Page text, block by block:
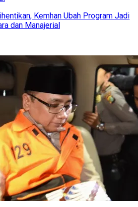
Kemhan Ubah Program Jadi
dan Manajerial